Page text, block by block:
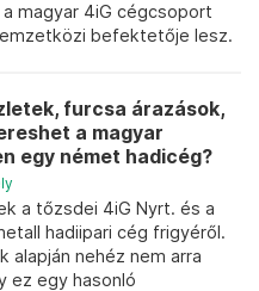
a magyar 4iG cégcsoport
befektetője lesz.
furcsa árazások,
a magyar
egy német hadicég?
a tőzsdei 4iG Nyrt. és a
hadiipari cég frigyéről.
alapján nehéz nem arra
ez egy hasonló